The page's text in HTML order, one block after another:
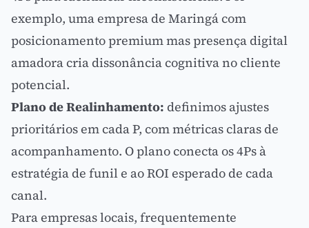
exemplo, uma empresa de Maringá com
posicionamento premium mas presença digital
amadora criadissonância cognitivano cliente
potencial.
Plano de Realinhamento: definimos ajustes
prioritários em cada P, com métricas claras de
acompanhamento. O plano conecta os 4Ps à
estratégia de funil e aoROI esperado de cada
canal.
Para empresas locais, frequentemente